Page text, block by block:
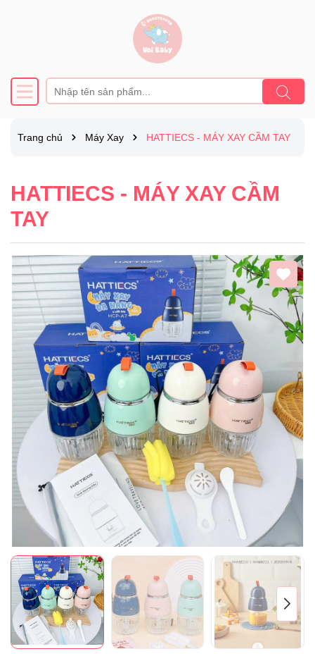
Trang chủ Máy Xay HATTIECS - MÁY XAY CẦM TAY
HATTIECS - MÁY XAY CẦM
TAY
Mã giảm giá:
Ngày hết hạn:
Điều kiện: